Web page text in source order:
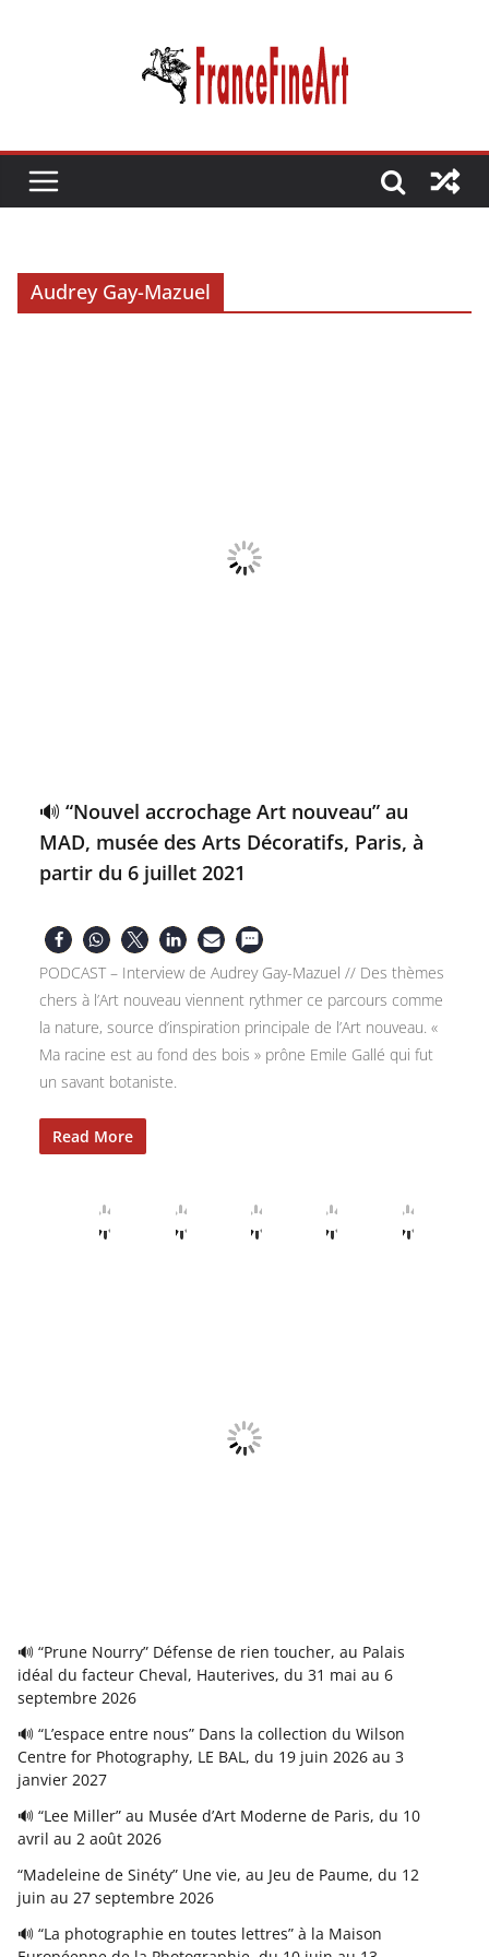
Audrey Gay-Mazuel
🔊 “Nouvel accrochage Art nouveau” au
MAD, musée des Arts Décoratifs, Paris, à
partir du 6 juillet 2021
PODCAST – Interview de Audrey Gay-Mazuel // Des thèmes
chers à l’Art nouveau viennent rythmer ce parcours comme
la nature, source d’inspiration principale de l’Art nouveau. «
Ma racine est au fond des bois » prône Emile Gallé qui fut
un savant botaniste.
Read More
🔊 “Prune Nourry” Défense de rien toucher, au Palais
idéal du facteur Cheval, Hauterives, du 31 mai au 6
septembre 2026
🔊 “L’espace entre nous” Dans la collection du Wilson
Centre for Photography, LE BAL, du 19 juin 2026 au 3
janvier 2027
🔊 “Lee Miller” au Musée d’Art Moderne de Paris, du 10
avril au 2 août 2026
“Madeleine de Sinéty” Une vie, au Jeu de Paume, du 12
juin au 27 septembre 2026
🔊 “La photographie en toutes lettres” à la Maison